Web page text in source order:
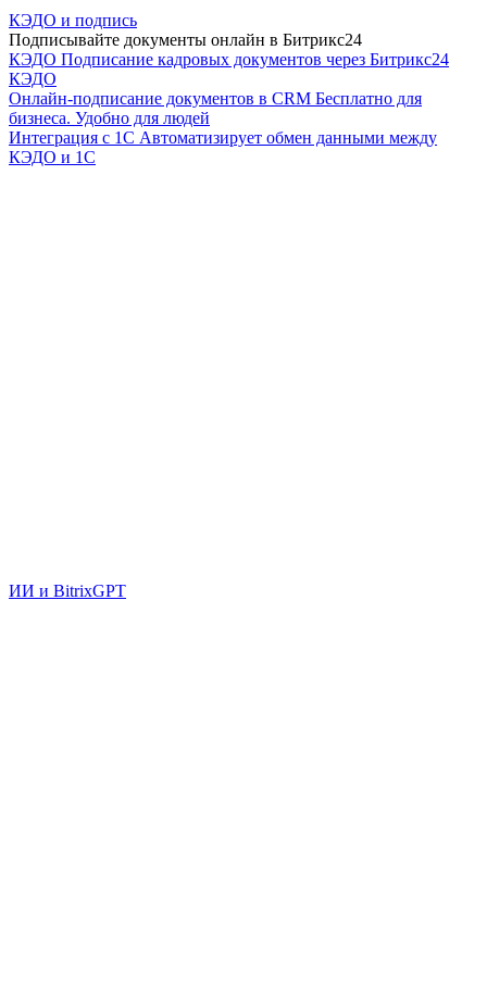
КЭДО и подпись
Подписывайте документы онлайн в Битрикс24
КЭДО Подписание кадровых документов через Битрикс24
КЭДО
Онлайн-подписание документов в CRM Бесплатно для
бизнеса. Удобно для людей
Интеграция с 1С Автоматизирует обмен данными между
КЭДО и 1С
ИИ и BitrixGPT